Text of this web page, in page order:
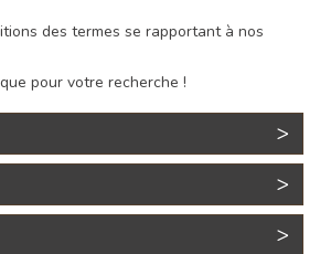
des termes se rapportant à nos
pour votre recherche !